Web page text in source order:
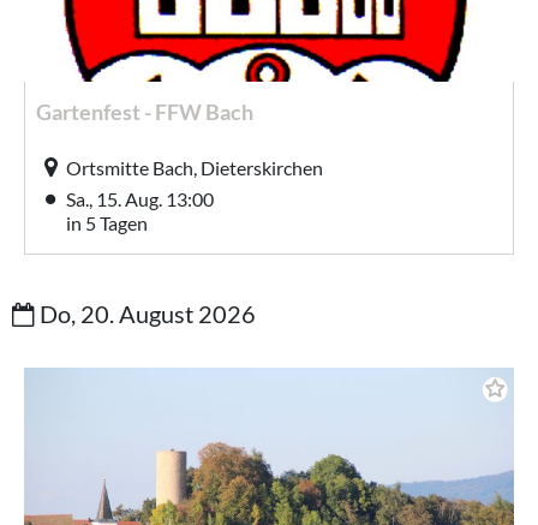
Gartenfest - FFW Bach
Ortsmitte Bach, Dieterskirchen
Sa., 15. Aug. 13:00
in 5 Tagen
Do, 20. August 2026